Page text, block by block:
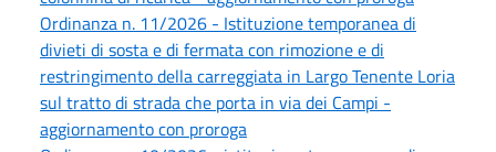
Ordinanza n. 11/2026 - Istituzione temporanea di
divieti di sosta e di fermata con rimozione e di
restringimento della carreggiata in Largo Tenente Loria
sul tratto di strada che porta in via dei Campi -
aggiornamento con proroga